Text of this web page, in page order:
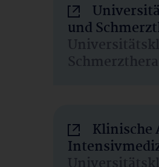
und
Klinische